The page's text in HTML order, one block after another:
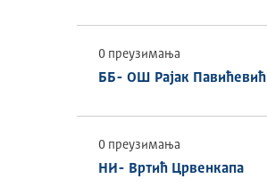
0 преузимања
ББ- ОШ Рајак Павићевић
0 преузимања
НИ- Вртић Црвенкапа